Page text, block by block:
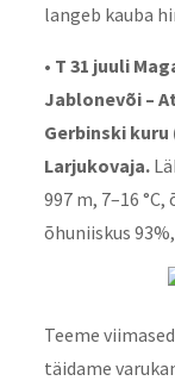
langeb kauba
• T 31 juuli
Jablonevõi –
Gerbinski kuru
Larjukovaja.
997 m, 7–16
õhuniiskus
Teeme
täidame